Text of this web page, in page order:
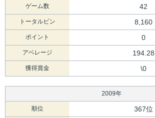
ゲーム数 42
トータルピン 8,160
ポイント 0
アベレージ 194.28
獲得賞金 \0
2009年
順位 367位